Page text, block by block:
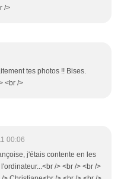
/>
tes photos !! Bises.
<br />
00:06
j'étais contente en les
/> <br /> <br />